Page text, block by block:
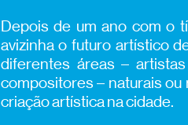
Depois de um ano com o
avizinha o futuro artístico
diferentes áreas –
compositores – naturais
criaçãoartística na cidade.